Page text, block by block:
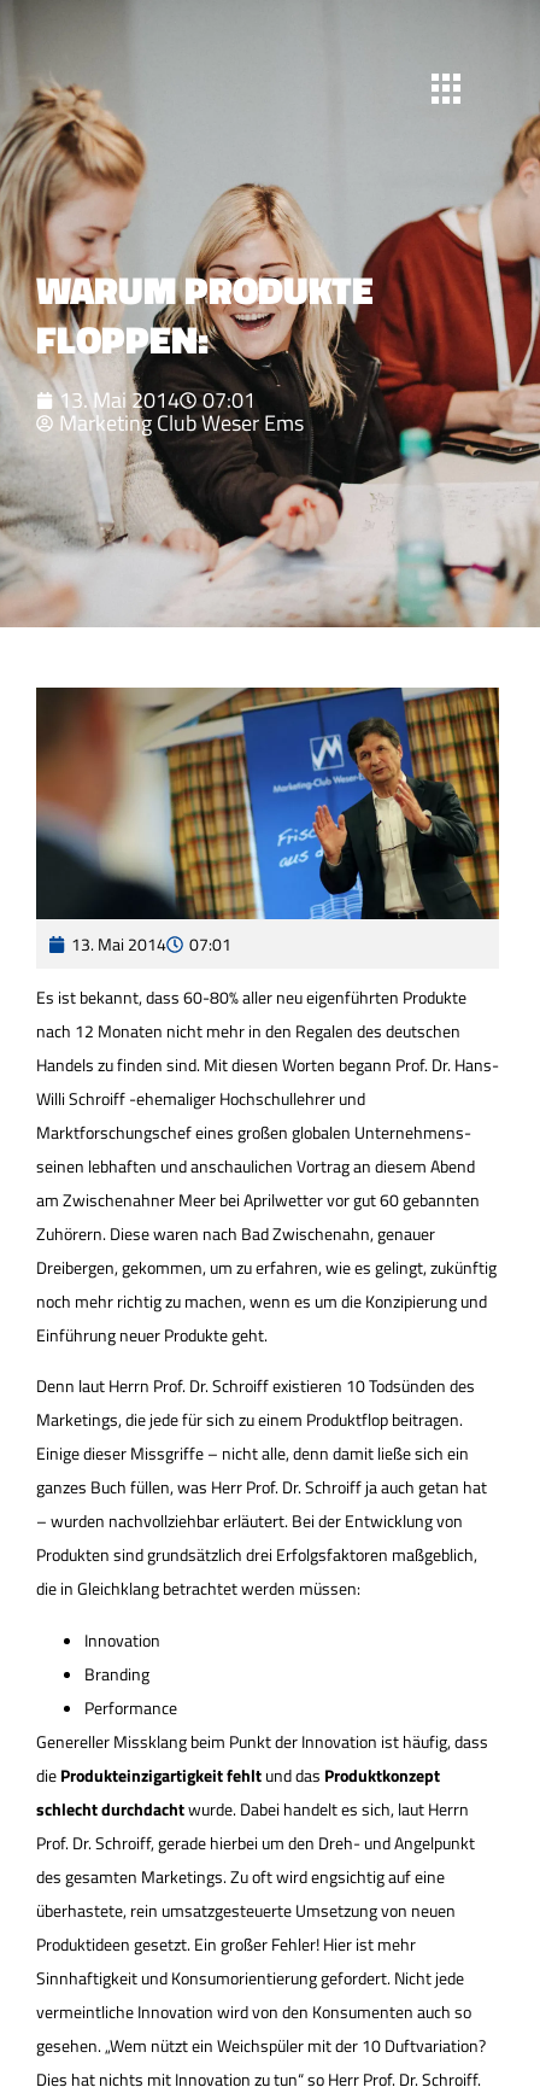
WARUM PRODUKTE
FLOPPEN:
13. Mai 2014 07:01
Marketing Club Weser Ems
13. Mai 2014 07:01
Es ist bekannt, dass 60-80% aller neu eigenführten Produkte
nach 12 Monaten nicht mehr in den Regalen des deutschen
Handels zu finden sind. Mit diesen Worten begann Prof. Dr. Hans-
Willi Schroiff -ehemaliger Hochschullehrer und
Marktforschungschef eines großen globalen Unternehmens-
seinen lebhaften und anschaulichen Vortrag an diesem Abend
am Zwischenahner Meer bei Aprilwetter vor gut 60 gebannten
Zuhörern. Diese waren nach Bad Zwischenahn, genauer
Dreibergen, gekommen, um zu erfahren, wie es gelingt, zukünftig
noch mehr richtig zu machen, wenn es um die Konzipierung und
Einführung neuer Produkte geht.
Denn laut Herrn Prof. Dr. Schroiff existieren 10 Todsünden des
Marketings, die jede für sich zu einem Produktflop beitragen.
Einige dieser Missgriffe – nicht alle, denn damit ließe sich ein
ganzes Buch füllen, was Herr Prof. Dr. Schroiff ja auch getan hat
– wurden nachvollziehbar erläutert. Bei der Entwicklung von
Produkten sind grundsätzlich drei Erfolgsfaktoren maßgeblich,
die in Gleichklang betrachtet werden müssen:
Innovation
Branding
Performance
Genereller Missklang beim Punkt der Innovation ist häufig, dass
dieProdukteinzigartigkeit fehltund das Produktkonzept
schlecht durchdachtwurde. Dabei handelt es sich, laut Herrn
Prof. Dr. Schroiff, gerade hierbei um den Dreh- und Angelpunkt
des gesamten Marketings. Zu oft wird engsichtig auf eine
überhastete, rein umsatzgesteuerte Umsetzung von neuen
Produktideen gesetzt. Ein großer Fehler! Hier ist mehr
Sinnhaftigkeit und Konsumorientierung gefordert. Nicht jede
vermeintliche Innovation wird von den Konsumenten auch so
gesehen. „Wem nützt ein Weichspüler mit der 10 Duftvariation?
Dies hat nichts mit Innovation zu tun“ so Herr Prof. Dr. Schroiff.